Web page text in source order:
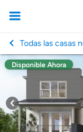
Todas las casas
Disponible Ahora